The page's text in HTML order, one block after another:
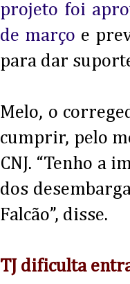
projeto foi
de março e
para dar
Melo, o
cumprir, pelo
CNJ. “Tenho a
dos
Falcão”, disse.
TJ dificulta